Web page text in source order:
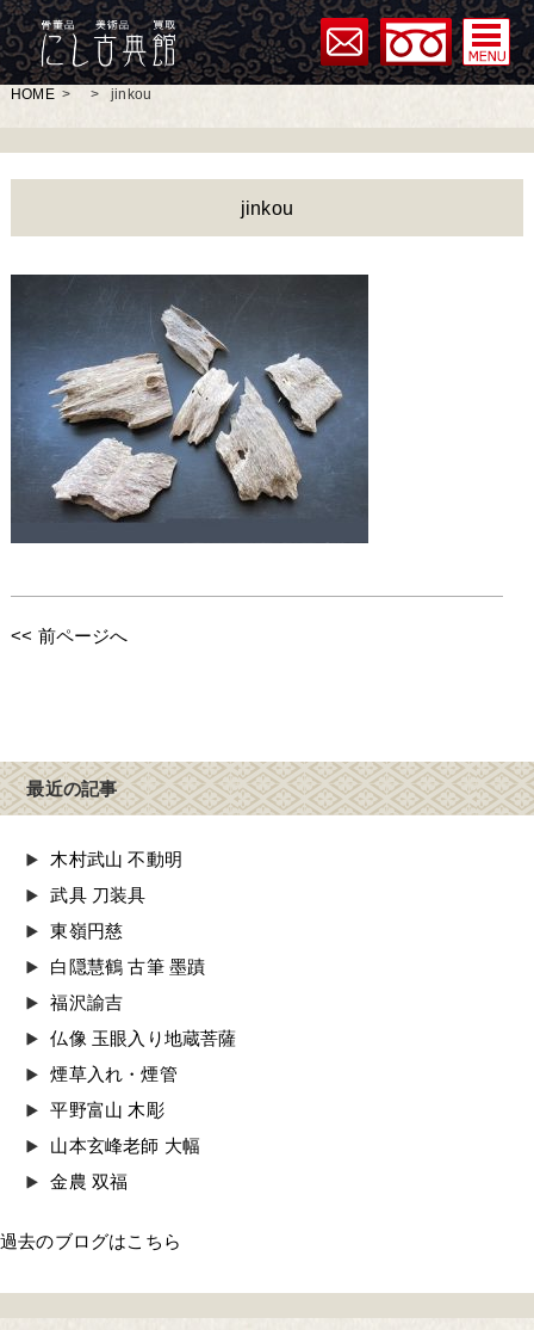
HOME> > jinkou
jinkou
<< 前ページへ
最近の記事
木村武山 不動明
武具 刀装具
東嶺円慈
白隠慧鶴 古筆 墨蹟
福沢諭吉
仏像 玉眼入り地蔵菩薩
煙草入れ・煙管
平野富山 木彫
山本玄峰老師 大幅
金農 双福
過去のブログはこちら